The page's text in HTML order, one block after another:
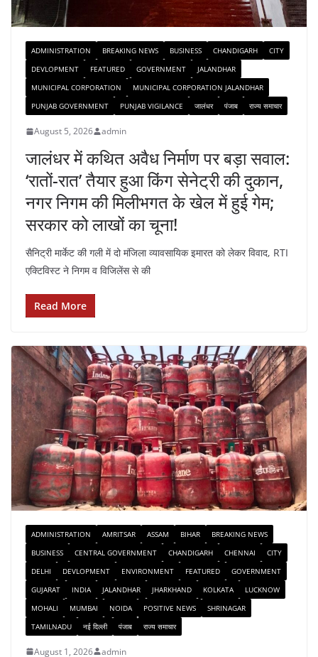
ADMINISTRATION BREAKING NEWS BUSINESS CHANDIGARH
CITY
DEVLOPMENT
FEATURED GOVERNMENT
JALANDHAR
MUNICIPAL CORPORATION
MUNICIPAL CORPORATION JALANDHAR
PUNJAB GOVERNMENT
PUNJAB VIGILANCE जालंधर पंजाब राज्य समाचार
August 5, 2026 admin
जालंधर में कथित अवैध निर्माण पर बड़ा सवाल:
‘रातों-रात’ तैयार हुआ किंग सेनेट्री की दुकान,
नगर निगम की मिलीभगत के खेल में हुई गेम;
सरकार को लाखों का चूना!
सैनिट्री मार्केट की गली में दो मंजिला व्यावसायिक इमारत को लेकर विवाद, RTI
एक्टिविस्ट ने निगम व विजिलेंस से की
Read More
ADMINISTRATION AMRITSAR ASSAM BIHAR
BREAKING NEWS
BUSINESS
CENTRAL GOVERNMENT CHANDIGARH CHENNAI
CITY
DELHI
DEVLOPMENT ENVIRONMENT FEATURED
GOVERNMENT
GUJARAT
INDIA JALANDHAR JHARKHAND KOLKATA
LUCKNOW
MOHALI
MUMBAI NOIDA POSITIVE NEWS
SHRINAGAR
TAMILNADU
नई दिल्ली पंजाब राज्य समाचार
August 1, 2026 admin